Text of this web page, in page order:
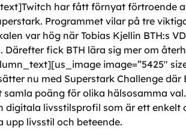
har fått förnyat förtroende
Programmet vilar på tre
var hög när Tobias Kjellin BTH:s
Därefter fick BTH lära sig mer om
image=”5425″
nu med Superstark Challenge där
poäng för olika hälsosamma
digitala livsstilsprofil som är ett enkelt
livsstil och beteende.